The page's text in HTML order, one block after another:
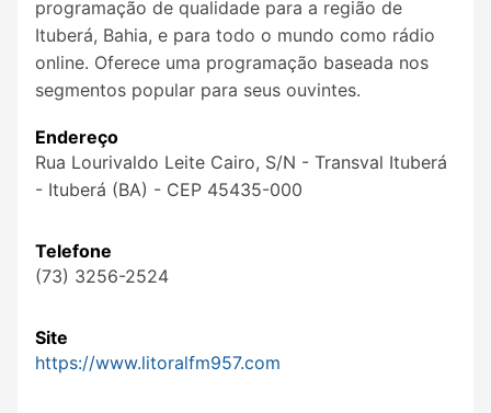
programação de qualidade para a região de
Ituberá, Bahia, e para todo o mundo como rádio
online. Oferece uma programação baseada nos
segmentos popular para seus ouvintes.
Endereço
Rua Lourivaldo Leite Cairo, S/N - Transval Ituberá
- Ituberá (BA) - CEP 45435-000
Telefone
(73) 3256-2524
Site
https://www.litoralfm957.com